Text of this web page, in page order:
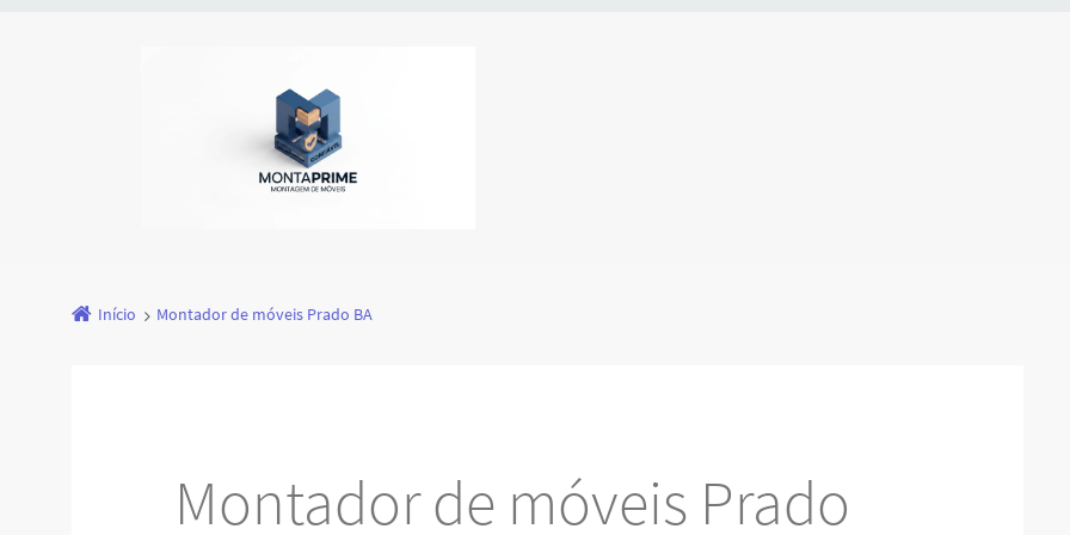
Início Montador de móveis Prado BA
Montador de móveis Prado